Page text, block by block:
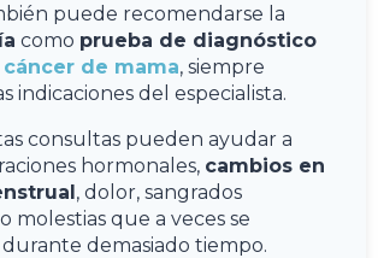
puede recomendarse la
como prueba de diagnóstico
cáncer de mama, siempre
indicaciones del especialista.
consultas pueden ayudar a
hormonales, cambios en
, dolor, sangrados
molestias que a veces se
demasiado tiempo.